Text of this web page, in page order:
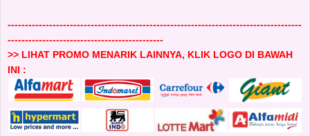
-------------------------------------------------------------------------------------
---------------------------------------------
>> LIHAT PROMO MENARIK LAINNYA, KLIK LOGO DI BAWAH
INI :